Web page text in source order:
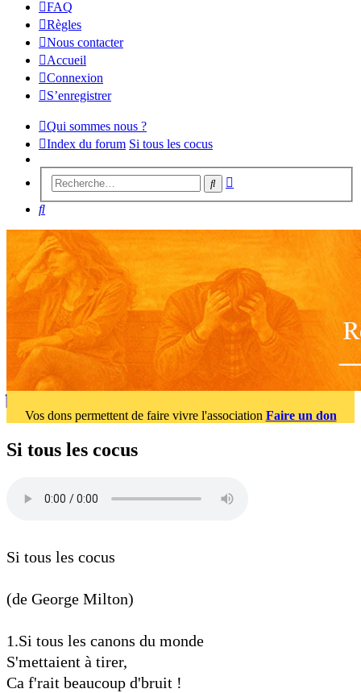
FAQ
Règles
Nous contacter
Accueil
Connexion
S’enregistrer
Qui sommes nous ?
Index du forum Si tous les cocus
Rechercher
Rechercher
Vos dons permettent de faire vivre l'association Faire un don
Si tous les cocus
Si tous les cocus
(de George Milton)
1.Si tous les canons du monde
S'mettaient à tirer,
Ca f'rait beaucoup d'bruit !